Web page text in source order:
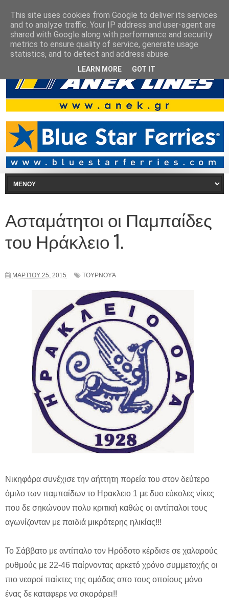
Ασταμάτητοι οι Παμπαίδες
του Ηράκλειο 1.
ΜΑΡΤΊΟΥ 25, 2015 ΤΟΥΡΝΟΥΆ
Νικηφόρα συνέχισε την αήττητη πορεία του στον δεύτερο
όμιλο των παμπαίδων το Ηρακλειο 1 με δυο εύκολες νίκες
που δε σηκώνουν πολυ κριτική καθώς οι αντίπαλοι τους
αγωνίζονταν με παιδιά μικρότερης ηλικίας!!!
Το Σάββατο με αντίπαλο τον Ηρόδοτο κέρδισε σε χαλαρούς
ρυθμούς με 22-46 παίρνοντας αρκετό χρόνο συμμετοχής οι
πιο νεαροί παίκτες της ομάδας απο τους οποίους μόνο
ένας δε καταφερε να σκοράρει!!
This site uses cookies from Google to deliver its services
and to analyze traffic. Your IP address and user-agent are
shared with Google along with performance and security
metrics to ensure quality of service, generate usage
statistics, and to detect and address abuse.
LEARN MORE GOT IT